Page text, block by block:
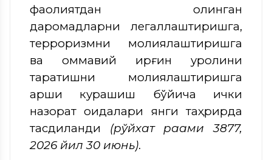
фаолиятдан олинган
даромадларни легаллаштиришга,
терроризмни молиялаштиришга
ва оммавий қирғин қуролини
тарқатишни молиялаштиришга
қарши курашиш бўйича ички
назорат қоидалари янги таҳрирда
тасдиқланди (рўйхат рақами 3877,
2026 йил 30 июнь).